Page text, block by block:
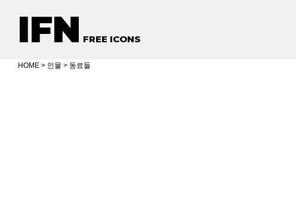
IFN FREE ICONS
HOME > 인물 > 동료들